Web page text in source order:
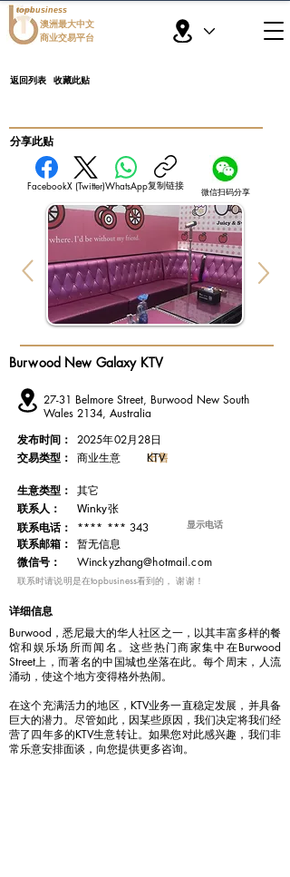
topbusiness
澳洲最大中文
商业交易平台
返回列表 收藏此贴
​分享此贴
FacebookX (Twitter)WhatsApp复制链接 微信扫码分享
Burwood New Galaxy KTV
27-31 Belmore Street, Burwood New South
Wales 2134, Australia
发布时间： 2025年02月28日
交易类型：
商业生意 出售
KTV
​生意类型： 其它
联系人：
Winky张
联系电话：
**** *** 343 显示电话
​联系邮箱： 暂无信息
微信号：
Winckyzhang@hotmail.com
​联系时请说明是在topbusiness看到的， 谢谢！
详细信息
Burwood，悉尼最大的华人社区之一，以其丰富多样的餐
馆和娱乐场所而闻名。这些热门商家集中在Burwood
Street上，而著名的中国城也坐落在此。每个周末，人流
涌动，使这个地方变得格外热闹。
在这个充满活力的地区，KTV业务一直稳定发展，并具备
巨大的潜力。尽管如此，因某些原因，我们决定将我们经
营了四年多的KTV生意转让。如果您对此感兴趣，我们非
常乐意安排面谈，向您提供更多咨询。